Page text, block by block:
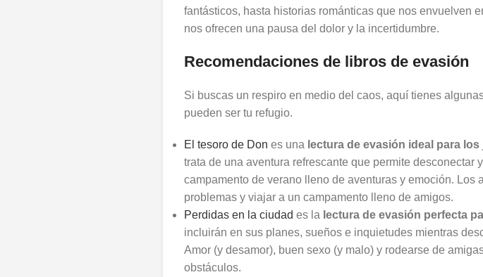
fantásticos, hasta historias románticas que nos envuelven
nos ofrecen una pausa del dolor y la incertidumbre.
Recomendaciones de libros de evasión
Si buscas un respiro en medio del caos, aquí tienes
pueden ser tu refugio.
El tesoro de Don es una lectura de evasión ideal para
trata de una aventura refrescante que permite desconectar
campamento de verano lleno de aventuras y emoción. Los
problemas y viajar a un campamento lleno de amigos.
Perdidas en la ciudad es la lectura de evasión perfecta
incluirán en sus planes, sueños e inquietudes mientras
Amor (y desamor), buen sexo (y malo) y rodearse de
obstáculos.